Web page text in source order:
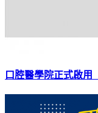
口腔醫學院正式啟用